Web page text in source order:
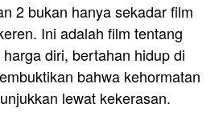
2 bukan hanya sekadar film
Ini adalah film tentang
diri, bertahan hidup di
bahwa kehormatan
lewat kekerasan.